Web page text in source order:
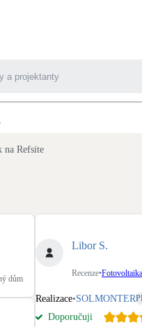
služby
- Fotovoltaika z
na Refsite
dům
Libor S.
Recenze•Fotovoltaika
Realizace•SOLMONTER
Doporučuji